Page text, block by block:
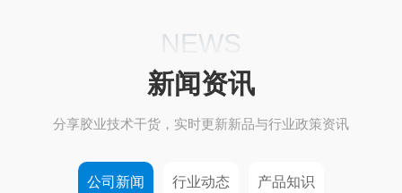
NEWS
新闻资讯
分享胶业技术干货，实时更新新品与行业政策资讯
公司新闻 行业动态 产品知识